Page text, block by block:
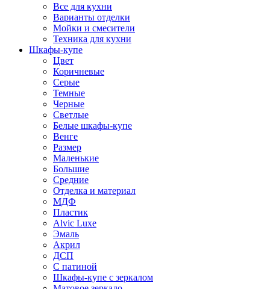
Все для кухни
Варианты отделки
Мойки и смесители
Техника для кухни
Шкафы-купе
Цвет
Коричневые
Серые
Темные
Черные
Светлые
Белые шкафы-купе
Венге
Размер
Маленькие
Большие
Средние
Отделка и материал
МДФ
Пластик
Alvic Luxe
Эмаль
Акрил
ДСП
С патиной
Шкафы-купе с зеркалом